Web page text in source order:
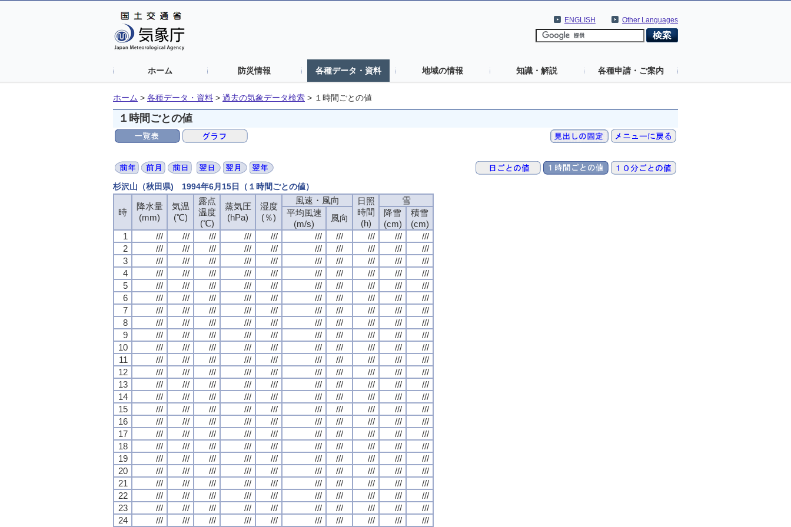
Other Languages
ENGLISH
ホーム 防災情報 各種データ・資料 地域の情報 知識・解説 各種申請・ご案内
ホーム > 各種データ・資料 > 過去の気象データ検索 > １時間ごとの値
１時間ごとの値
杉沢山（秋田県) 1994年6月15日（１時間ごとの値）
時
降水量
(mm)
気温
(℃)
露点
温度
(℃)
蒸気圧
(hPa)
湿度
(％)
風速・風向
日照
時間
(h)
雪
平均風速
(m/s)
風向
降雪
(cm)
積雪
(cm)
1
/// /// /// /// /// /// /// /// ///
///
2
/// /// /// /// /// /// /// /// ///
///
3
/// /// /// /// /// /// /// /// ///
///
4
/// /// /// /// /// /// /// /// ///
///
5
/// /// /// /// /// /// /// /// ///
///
6
/// /// /// /// /// /// /// /// ///
///
7
/// /// /// /// /// /// /// /// ///
///
8
/// /// /// /// /// /// /// /// ///
///
9
/// /// /// /// /// /// /// /// ///
///
10
/// /// /// /// /// /// /// /// ///
///
11
/// /// /// /// /// /// /// /// ///
///
12
/// /// /// /// /// /// /// /// ///
///
13
/// /// /// /// /// /// /// /// ///
///
14
/// /// /// /// /// /// /// /// ///
///
15
/// /// /// /// /// /// /// /// ///
///
16
/// /// /// /// /// /// /// /// ///
///
17
/// /// /// /// /// /// /// /// ///
///
18
/// /// /// /// /// /// /// /// ///
///
19
/// /// /// /// /// /// /// /// ///
///
20
/// /// /// /// /// /// /// /// ///
///
21
/// /// /// /// /// /// /// /// ///
///
22
/// /// /// /// /// /// /// /// ///
///
23
/// /// /// /// /// /// /// /// ///
///
24
/// /// /// /// /// /// /// /// /// ///